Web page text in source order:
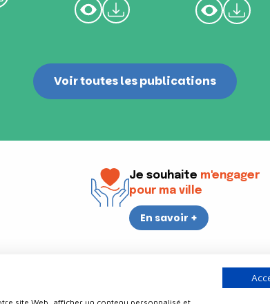
Voir toutes les publications
Je souhaite m'engager
pour ma ville
En savoir +